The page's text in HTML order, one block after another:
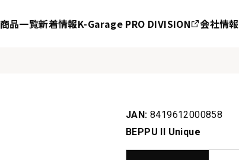
商品一覧新着情報K-Garage PRO DIVISION 会社情報
JAN: 8419612000858
BEPPU II Unique